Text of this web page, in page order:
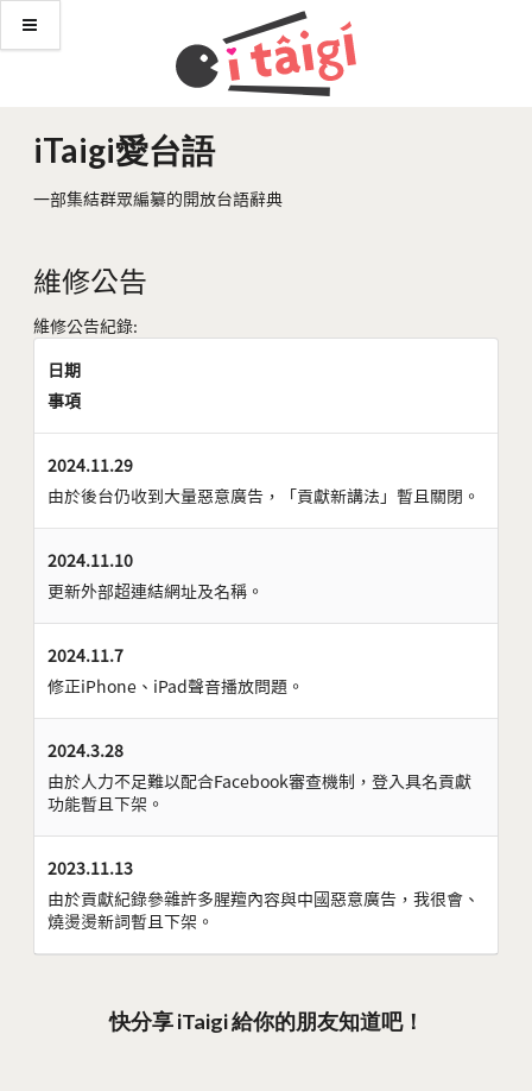
iTaigi愛台語
一部集結群眾編纂的開放台語辭典
維修公告
維修公告紀錄:
日期
事項
2024.11.29
由於後台仍收到大量惡意廣告，「貢獻新講法」暫且關閉。
2024.11.10
更新外部超連結網址及名稱。
2024.11.7
修正iPhone、iPad聲音播放問題。
2024.3.28
由於人力不足難以配合Facebook審查機制，登入具名貢獻
功能暫且下架。
2023.11.13
由於貢獻紀錄參雜許多腥羶內容與中國惡意廣告，我很會、
燒燙燙新詞暫且下架。
快分享 iTaigi 給你的朋友知道吧！